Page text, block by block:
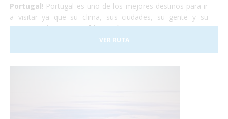
Portugal! Portugal es uno de los mejores destinos para ir
a visitar ya que su clima, sus ciudades, su gente y su
gastronomía son increíbles. Así que te proponemos una
viaje para que lo puedas descubrir en su totalidad sobre
tusilla de ruedassin problema alguno. ¡No lo dudes más
VER RUTA